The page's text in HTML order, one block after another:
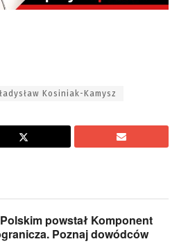
Kosiniak-Kamysz
powstał Komponent
Poznaj dowódców